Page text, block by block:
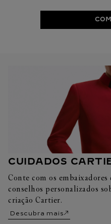
CUIDADOS
Conte com os
conselhos personalizados
criação Cartier.
Descubra mais